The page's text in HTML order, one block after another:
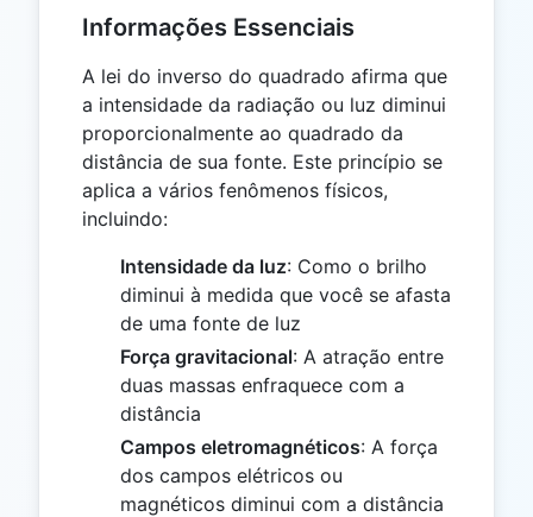
Informações Essenciais
A lei do inverso do quadrado afirma que
a intensidade da radiação ou luz diminui
proporcionalmente ao quadrado da
distância de sua fonte. Este princípio se
aplica a vários fenômenos físicos,
incluindo:
Intensidade da luz: Como o brilho
diminui à medida que você se afasta
de uma fonte de luz
Força gravitacional: A atração entre
duas massas enfraquece com a
distância
Campos eletromagnéticos: A força
dos campos elétricos ou
magnéticos diminui com a distância